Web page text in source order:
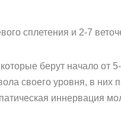
сплетения и 2-7
берут начало от
своего уровня, в
иннервация